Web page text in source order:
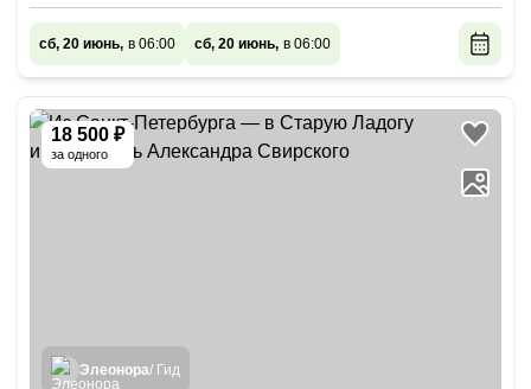
сб, 20 июнь, в 06:00 сб, 20 июнь, в 06:00
18 500 ₽
за одного
Элеонора/ Гид